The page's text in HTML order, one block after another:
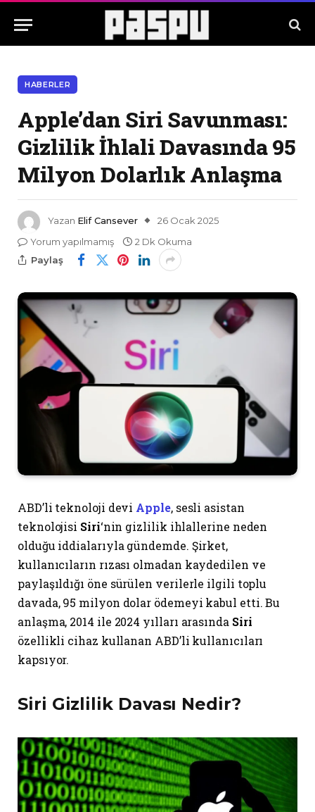
HABERLER
Apple’dan Siri Savunması:
Gizlilik İhlali Davasında 95
Milyon Dolarlık Anlaşma
Yazan Elif Cansever
26 Ocak 2025
Yorum yapılmamış
2 Dk Okuma
Paylaş
ABD’li teknoloji devi Apple, sesli asistan
teknolojisi Siri‘nin gizlilik ihlallerine neden
olduğu iddialarıyla gündemde. Şirket,
kullanıcıların rızası olmadan kaydedilen ve
paylaşıldığı öne sürülen verilerle ilgili toplu
davada, 95 milyon dolar ödemeyi kabul etti. Bu
anlaşma, 2014 ile 2024 yılları arasında Siri
özellikli cihaz kullanan ABD’li kullanıcıları
kapsıyor.
Siri Gizlilik Davası Nedir?